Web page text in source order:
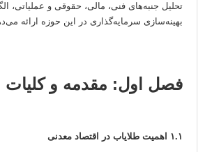
تحلیل جنبه‌های فنی، مالی، حقوقی و عملیاتی،
بهینه‌سازی سرمایه‌گذاری در این حوزه ارائه
فصل اول: مقدمه و کلیات
۱.۱ اهمیت طلایاب در اقتصاد معدنی